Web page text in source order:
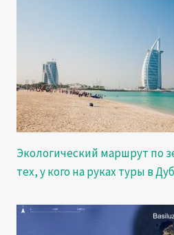
Экологический маршрут по
тех, у кого на руках туры в